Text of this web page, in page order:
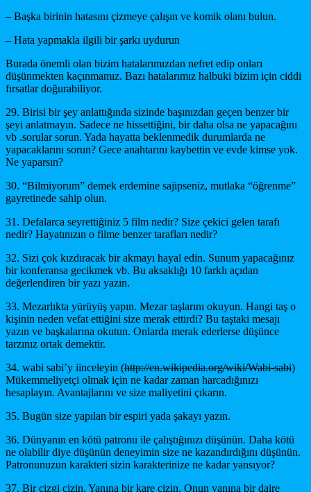
– Başka birinin hatasını çizmeye çalışın ve komik olanı bulun.
– Hata yapmakla ilgili bir şarkı uydurun
Burada önemli olan bizim hatalarımızdan nefret edip onları
düşünmekten kaçınmamız. Bazı hatalarımız halbuki bizim için ciddi
fırsatlar doğurabiliyor.
29. Birisi bir şey anlattığında sizinde başınızdan geçen benzer bir
şeyi anlatmayın. Sadece ne hissettiğini, bir daha olsa ne yapacağını
vb .sorular sorun. Yada hayatta beklenmedik durumlarda ne
yapacaklarını sorun? Gece anahtarını kaybettin ve evde kimse yok.
Ne yaparsın?
30. “Bilmiyorum” demek erdemine sajipseniz, mutlaka “öğrenme”
gayretinede sahip olun.
31. Defalarca seyrettiğiniz 5 film nedir? Size çekici gelen tarafı
nedir? Hayatınızın o filme benzer tarafları nedir?
32. Sizi çok kızdıracak bir akmayı hayal edin. Sunum yapacağınız
bir konferansa gecikmek vb. Bu aksaklığı 10 farklı açıdan
değerlendiren bir yazı yazın.
33. Mezarlıkta yürüyüş yapın. Mezar taşlarını okuyun. Hangi taş o
kişinin neden vefat ettiğini size merak ettirdi? Bu taştaki mesajı
yazın ve başkalarına okutun. Onlarda merak ederlerse düşünce
tarzınız ortak demektir.
34. wabi sabi’y iinceleyin (http://en.wikipedia.org/wiki/Wabi-sabi)
Mükemmeliyetçi olmak için ne kadar zaman harcadığınızı
hesaplayın. Avantajlarını ve size maliyetini çıkarın.
35. Bugün size yapılan bir espiri yada şakayı yazın.
36. Dünyanın en kötü patronu ile çalıştığınızı düşünün. Daha kötü
ne olabilir diye düşünün deneyimin size ne kazandırdığını düşünün.
Patronunuzun karakteri sizin karakterinize ne kadar yansıyor?
37. Bir çizgi çizin. Yanına bir kare çizin. Onun yanına bir daire